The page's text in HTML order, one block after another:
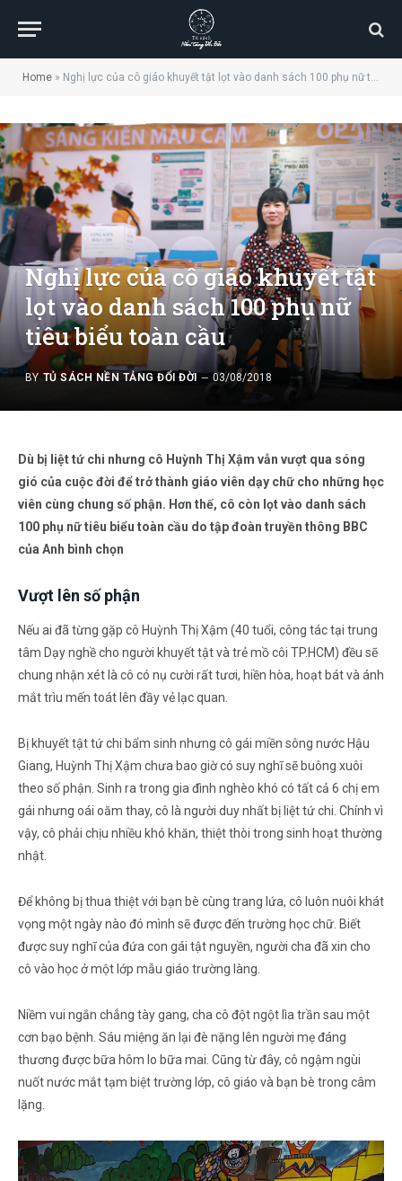
Home » Nghị lực của cô giáo khuyết tật lọt vào danh sách 100 phụ nữ tiêu biểu toàn cầu
Nghị lực của cô giáo khuyết tật
lọt vào danh sách 100 phụ nữ
tiêu biểu toàn cầu
BY TỦ SÁCH NỀN TẢNG ĐỔI ĐỜI 03/08/2018
Dù bị liệt tứ chi nhưng cô Huỳnh Thị Xậm vẫn vượt qua sóng
gió của cuộc đời để trở thành giáo viên dạy chữ cho những học
viên cùng chung số phận. Hơn thế, cô còn lọt vào danh sách
100 phụ nữ tiêu biểu toàn cầu do tập đoàn truyền thông BBC
của Anh bình chọn
Vượt lên số phận
Nếu ai đã từng gặp cô Huỳnh Thị Xậm (40 tuổi, công tác tại trung
tâm Dạy nghề cho người khuyết tật và trẻ mồ côi TP.HCM) đều sẽ
chung nhận xét là cô có nụ cười rất tươi, hiền hòa, hoạt bát và ánh
mắt trìu mến toát lên đầy vẻ lạc quan.
Bị khuyết tật tứ chi bẩm sinh nhưng cô gái miền sông nước Hậu
Giang, Huỳnh Thị Xậm chưa bao giờ có suy nghĩ sẽ buông xuôi
theo số phận. Sinh ra trong gia đình nghèo khó có tất cả 6 chị em
gái nhưng oái oăm thay, cô là người duy nhất bị liệt tứ chi. Chính vì
vậy, cô phải chịu nhiều khó khăn, thiệt thòi trong sinh hoạt thường
nhật.
Để không bị thua thiệt với bạn bè cùng trang lứa, cô luôn nuôi khát
vọng một ngày nào đó mình sẽ được đến trường học chữ. Biết
được suy nghĩ của đứa con gái tật nguyền, người cha đã xin cho
cô vào học ở một lớp mẫu giáo trường làng.
Niềm vui ngắn chẳng tày gang, cha cô đột ngột lìa trần sau một
cơn bạo bệnh. Sáu miệng ăn lại đè nặng lên người mẹ đáng
thương được bữa hôm lo bữa mai. Cũng từ đây, cô ngậm ngùi
nuốt nước mắt tạm biệt trường lớp, cô giáo và bạn bè trong câm
lặng.